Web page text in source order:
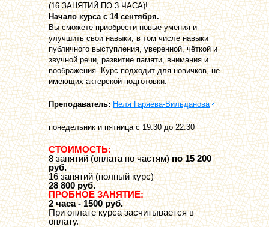
(16 ЗАНЯТИЙ ПО 3 ЧАСА)!
Начало курса с 14 сентября.
Вы сможете приобрести новые умения и
улучшить свои навыки, в том числе навыки
публичного выступления, уверенной, чёткой и
звучной речи, развитие памяти, внимания и
воображения. Курс подходит для новичков, не
имеющих актерской подготовки.
Преподаватель: Неля Гаряева-Вильданова
понедельник и пятница с 19.30 до 22.30
СТОИМОСТЬ:
8 занятий (оплата по частям)по 15 200
руб.
16 занятий (полный курс)
28 800 руб.
ПРОБНОЕ ЗАНЯТИЕ:
2 часа - 1500 руб.
При оплате курса засчитывается в
оплату.